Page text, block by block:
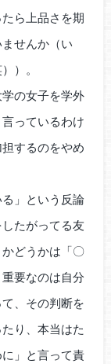
ら上品さを期
せんか（い
）。
の女子を学外
っているわけ
するのをやめ
る」という反論
たがってる友
どうかは「〇
要なのは自分
、その判断を
り、本当はた
」と言って責